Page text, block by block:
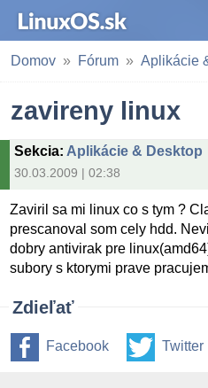
Domov Fórum Aplikácie
zavireny linux
Sekcia: Aplikácie & Desktop
30.03.2009 | 02:38
Zaviril sa mi linux co s tym ?
prescanoval som cely hdd.
dobry antivirak pre
subory s ktorymi prave
Zdieľať
Facebook Twitter